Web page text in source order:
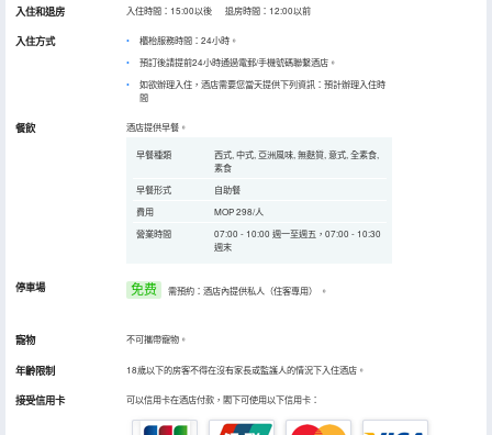
入住和退房 入住時間：15:00以後 退房時間：12:00以前
入住方式
櫃枱服務時間：24小時。
預訂後請提前24小時通過電郵/手機號碼聯繫酒店。
如欲辦理入住，酒店需要您當天提供下列資訊：預計辦理入住時
間
餐飲 酒店提供早餐。
早餐種類
西式, 中式, 亞洲風味, 無麩質, 意式, 全素食,
素食
早餐形式
自助餐
費用
MOP 298/人
營業時間
07:00 - 10:00 週一至週五，07:00 - 10:30
週末
停車場 免费 需預約：酒店內提供私人（住客專用） 。
寵物 不可攜帶寵物。
年齡限制 18歲以下的房客不得在沒有家長或監護人的情況下入住酒店。
接受信用卡 可以信用卡在酒店付款，閣下可使用以下信用卡：